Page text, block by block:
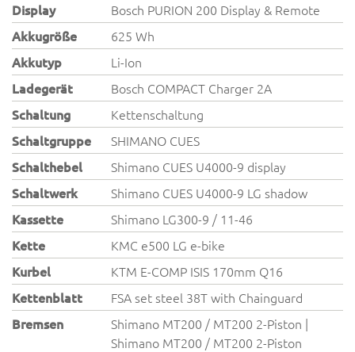
Display
Bosch PURION 200 Display & Remote
Akkugröße
625 Wh
Akkutyp
Li-Ion
Ladegerät
Bosch COMPACT Charger 2A
Schaltung
Kettenschaltung
Schaltgruppe
SHIMANO CUES
Schalthebel
Shimano CUES U4000-9 display
Schaltwerk
Shimano CUES U4000-9 LG shadow
Kassette
Shimano LG300-9 / 11-46
Kette
KMC e500 LG e-bike
Kurbel
KTM E-COMP ISIS 170mm Q16
Kettenblatt
FSA set steel 38T with Chainguard
Bremsen
Shimano MT200 / MT200 2-Piston |
Shimano MT200 / MT200 2-Piston